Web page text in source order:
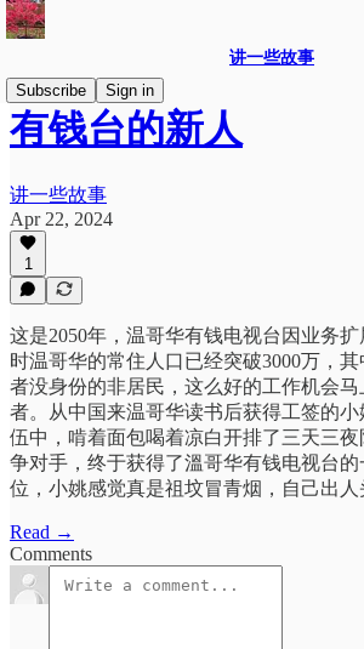
讲一些故事
Subscribe
Sign in
有钱台的新人
讲一些故事
Apr 22, 2024
1
这是2050年，温哥华有钱电视台因业务
时温哥华的常住人口已经突破3000万，
者没身份的非居民，这么好的工作机会
者。从中国来温哥华读书后获得工签的
伍中，啃着面包喝着凉白开排了三天三夜
争对手，终于获得了溫哥华有钱电视台
位，小姚感觉真是祖坟冒青烟，自己出人
Read →
Comments